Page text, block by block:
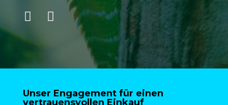
Unser Engagement für einen
vertrauensvollen Einkauf